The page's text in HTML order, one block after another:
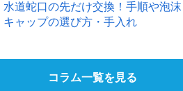
水道蛇口の先だけ交換！手順や泡沫
キャップの選び方・手入れ
コラム一覧を見る